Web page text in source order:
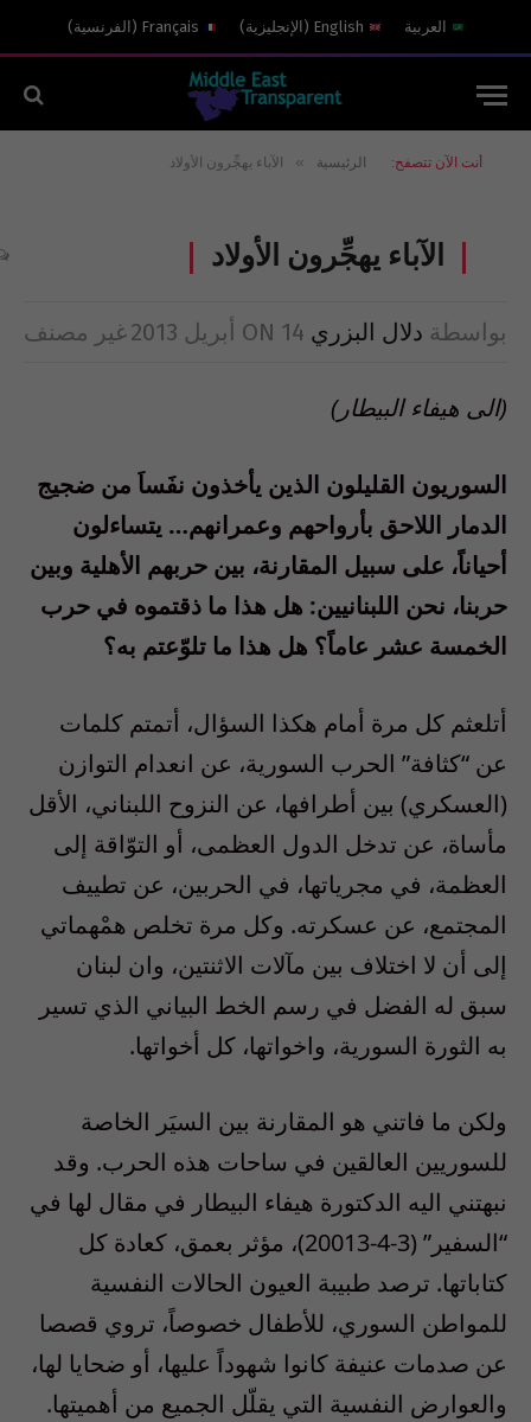
العربية English
( الإنجليزية)
Français
( الفرنسية)
أنت الآن تتصفح: الرئيسية » الآباء يهجِّرون الأولاد
الآباء يهجِّرون الأولاد
بواسطة دلال البزري ON 14 أبريل 2013 غير مصنف
(الى هيفاء البيطار)
السوريون القليلون الذين يأخذون نفَساَ من ضجيج
الدمار اللاحق بأرواحهم وعمرانهم… يتساءلون
أحياناً، على سبيل المقارنة، بين حربهم الأهلية وبين
حربنا، نحن اللبنانيين: هل هذا ما ذقتموه في حرب
الخمسة عشر عاماً؟ هل هذا ما تلوّعتم به؟
أتلعثم كل مرة أمام هكذا السؤال، أتمتم كلمات
عن “كثافة” الحرب السورية، عن انعدام التوازن
(العسكري) بين أطرافها، عن النزوح اللبناني، الأقل
مأساة، عن تدخل الدول العظمى، أو التوّاقة إلى
العظمة، في مجرياتها، في الحربين، عن تطييف
المجتمع، عن عسكرته. وكل مرة تخلص همْهماتي
إلى أن لا اختلاف بين مآلات الاثنتين، وان لبنان
سبق له الفضل في رسم الخط البياني الذي تسير
به الثورة السورية، واخواتها، كل أخواتها.
ولكن ما فاتني هو المقارنة بين السيَر الخاصة
للسوريين العالقين في ساحات هذه الحرب. وقد
نبهتني اليه الدكتورة هيفاء البيطار في مقال لها في
“السفير” (3-4-20013)، مؤثر بعمق، كعادة كل
كتاباتها. ترصد طبيبة العيون الحالات النفسية
للمواطن السوري، للأطفال خصوصاً، تروي قصصا
عن صدمات عنيفة كانوا شهوداً عليها، أو ضحايا لها،
والعوارض النفسية التي يقلّل الجميع من أهميتها.